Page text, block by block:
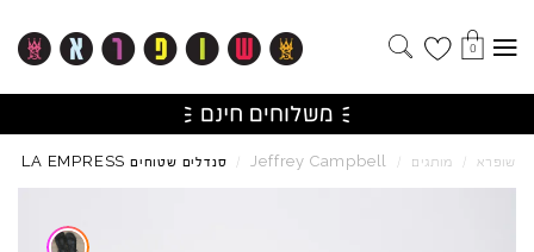
0
שופרא / מותגים /
Jeffrey Campbell
/ סנדלים שטוחים LA EMPRESS
Skip to product reviews